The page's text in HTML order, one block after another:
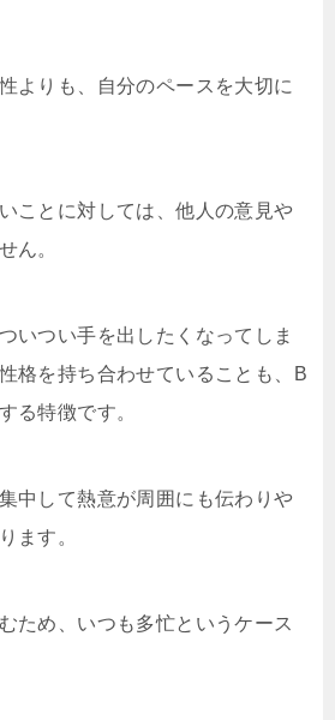
よりも、自分のペースを大切に
ことに対しては、他人の意見や
ん。
いつい手を出したくなってしま
格を持ち合わせていることも、B
る特徴です。
中して熱意が周囲にも伝わりや
ます。
ため、いつも多忙というケース